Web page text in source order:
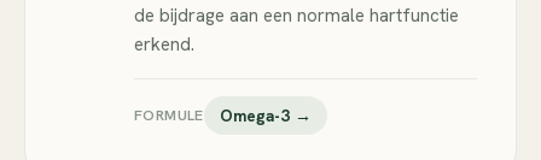
de bijdrage aan een normale hartfunctie
erkend.
FORMULE Omega-3 →